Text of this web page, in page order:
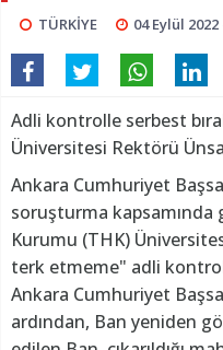
TÜRKİYE 04 Eylül 2022
Adli kontrolle serbest
Üniversitesi Rektörü
Ankara Cumhuriyet
soruşturma kapsamında
Kurumu (THK)
terk etmeme" adli kontrol
Ankara Cumhuriyet
ardından, Ban yeniden